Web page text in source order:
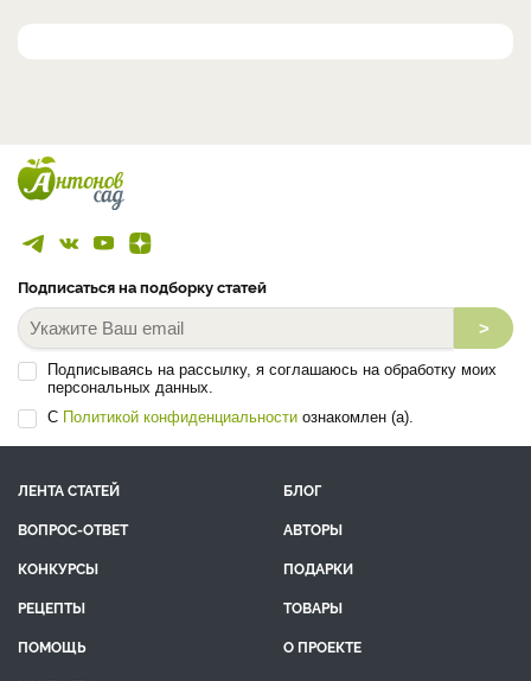
Подписаться на подборку статей
>
Подписываясь на рассылку, я соглашаюсь на обработку моих
персональных данных.
С Политикой конфиденциальности ознакомлен (а).
ЛЕНТА СТАТЕЙ
БЛОГ
ВОПРОС-ОТВЕТ
АВТОРЫ
КОНКУРСЫ
ПОДАРКИ
РЕЦЕПТЫ
ТОВАРЫ
ПОМОЩЬ
О ПРОЕКТЕ